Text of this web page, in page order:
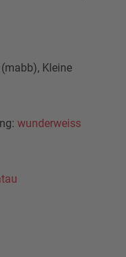
Kleine
wunderweiss